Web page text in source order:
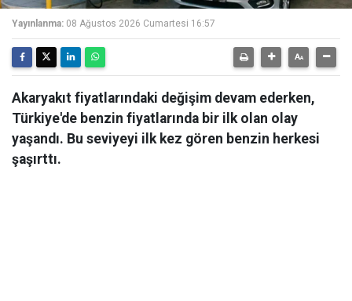
Yayınlanma: 08 Ağustos 2026 Cumartesi 16:57
Akaryakıt fiyatlarındaki değişim devam ederken,
Türkiye'de benzin fiyatlarında bir ilk olan olay
yaşandı. Bu seviyeyi ilk kez gören benzin herkesi
şaşırttı.